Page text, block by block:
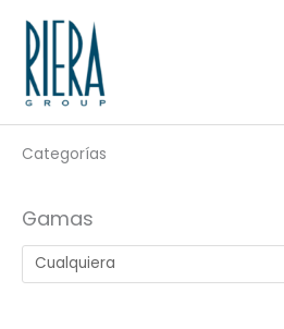
contenido
Categorías
Gamas